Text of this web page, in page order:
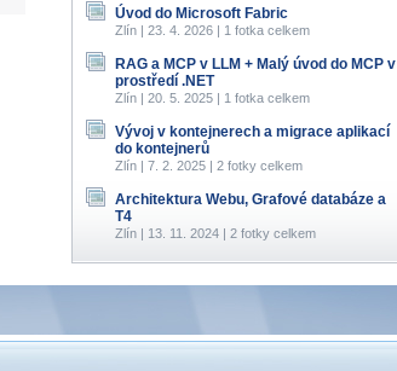
Úvod do Microsoft Fabric
Zlín | 23. 4. 2026 | 1 fotka celkem
RAG a MCP v LLM + Malý úvod do MCP v
prostředí .NET
Zlín | 20. 5. 2025 | 1 fotka celkem
Vývoj v kontejnerech a migrace aplikací
do kontejnerů
Zlín | 7. 2. 2025 | 2 fotky celkem
Architektura Webu, Grafové databáze a
T4
Zlín | 13. 11. 2024 | 2 fotky celkem